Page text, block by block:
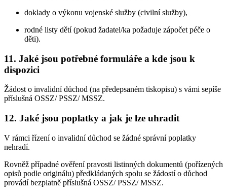
doklady o výkonu vojenské služby (civilní služby),
rodné listy dětí (pokud žadatel/ka požaduje zápočet péče o
děti).
11. Jaké jsou potřebné formuláře a kde jsou k
dispozici
Žádost o invalidní důchod (na předepsaném tiskopisu) s vámi sepíše
příslušná OSSZ/ PSSZ/ MSSZ.
12. Jaké jsou poplatky a jak je lze uhradit
V rámci řízení o invalidní důchod se žádné správní poplatky
nehradí.
Rovněž případné ověření pravosti listinných dokumentů (pořízených
opisů podle originálu) předkládaných spolu se žádostí o důchod
provádí bezplatně příslušná OSSZ/ PSSZ/ MSSZ.